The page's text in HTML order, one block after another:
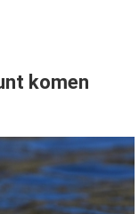
komen